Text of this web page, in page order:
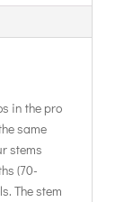
in the pro
same
stems
(70-
The stem